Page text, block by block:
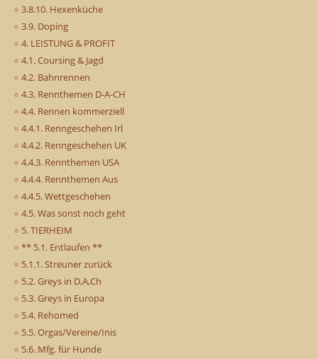
3.8.10. Hexenküche
3.9. Doping
4. LEISTUNG & PROFIT
4.1. Coursing & Jagd
4.2. Bahnrennen
4.3. Rennthemen D-A-CH
4.4. Rennen kommerziell
4.4.1. Renngeschehen Irl
4.4.2. Renngeschehen UK
4.4.3. Rennthemen USA
4.4.4. Rennthemen Aus
4.4.5. Wettgeschehen
4.5. Was sonst noch geht
5. TIERHEIM
** 5.1. Entlaufen **
5.1.1. Streuner zurück
5.2. Greys in D,A,Ch
5.3. Greys in Europa
5.4. Rehomed
5.5. Orgas/Vereine/Inis
5.6. Mfg. für Hunde